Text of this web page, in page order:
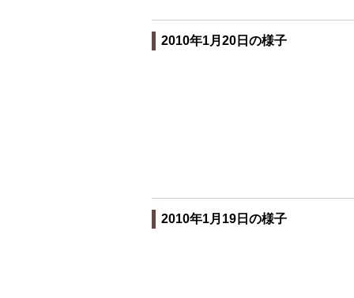
2010年1月20日の様子
2010年1月19日の様子